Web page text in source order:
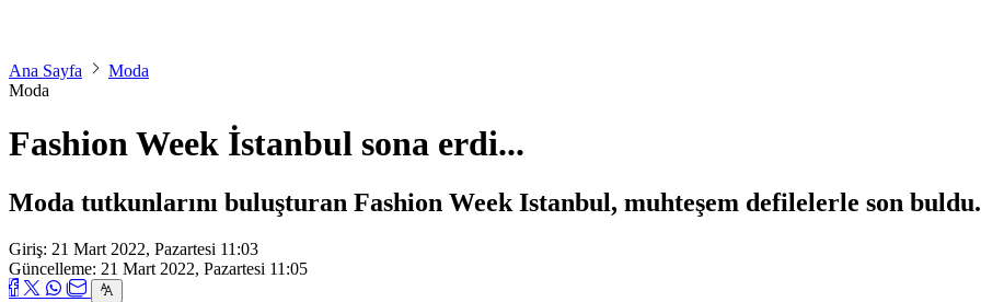
Ana Sayfa
Moda
Moda
Fashion Week İstanbul sona erdi...
Moda tutkunlarını buluşturan Fashion Week Istanbul, muhteşem defilelerle son buldu.
Giriş: 21 Mart 2022, Pazartesi 11:03
Güncelleme: 21 Mart 2022, Pazartesi 11:05